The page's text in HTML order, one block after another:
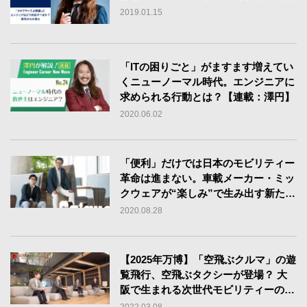
2019.01.15
「ITの困りごと」がますます増えてい
くニューノーマル時代。エンジニアに
求められる行動とは？【連載：澤円】
2020.06.02
「便利」だけでは日本のモビリティー
革命は進まない。車載メーカー・ミッ
クウェアが“楽しみ”で生み出す新たな
移動カルチャー
2020.08.28
【2025年万博】「空飛ぶクルマ」の遊
覧飛行、空飛ぶタクシーが登場？ 大
阪で生まれる次世代モビリティーの現
在地／Hack Osaka 2022 レポート